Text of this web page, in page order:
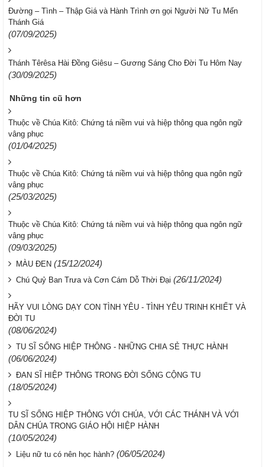
Đường – Tình – Thập Giá và Hành Trình ơn gọi Người Nữ Tu Mến
Thánh Giá
(07/09/2025)
Thánh Têrêsa Hài Đồng Giêsu – Gương Sáng Cho Đời Tu Hôm Nay
(30/09/2025)
Những tin cũ hơn
Thuộc về Chúa Kitô: Chứng tá niềm vui và hiệp thông qua ngôn ngữ
vâng phục
(01/04/2025)
Thuộc về Chúa Kitô: Chứng tá niềm vui và hiệp thông qua ngôn ngữ
vâng phục
(25/03/2025)
Thuộc về Chúa Kitô: Chứng tá niềm vui và hiệp thông qua ngôn ngữ
vâng phục
(09/03/2025)
MÀU ĐEN (15/12/2024)
Chú Quỷ Ban Trưa và Cơn Cám Dỗ Thời Đại (26/11/2024)
HÃY VUI LÒNG DẠY CON TÌNH YÊU - TÌNH YÊU TRINH KHIẾT VÀ
ĐỜI TU
(08/06/2024)
TU SĨ SỐNG HIỆP THÔNG - NHỮNG CHIA SẺ THỰC HÀNH
(06/06/2024)
ĐAN SĨ HIỆP THÔNG TRONG ĐỜI SỐNG CỘNG TU
(18/05/2024)
TU SĨ SỐNG HIỆP THÔNG VỚI CHÚA, VỚI CÁC THÁNH VÀ VỚI
DÂN CHÚA TRONG GIÁO HỘI HIỆP HÀNH
(10/05/2024)
Liệu nữ tu có nên học hành? (06/05/2024)